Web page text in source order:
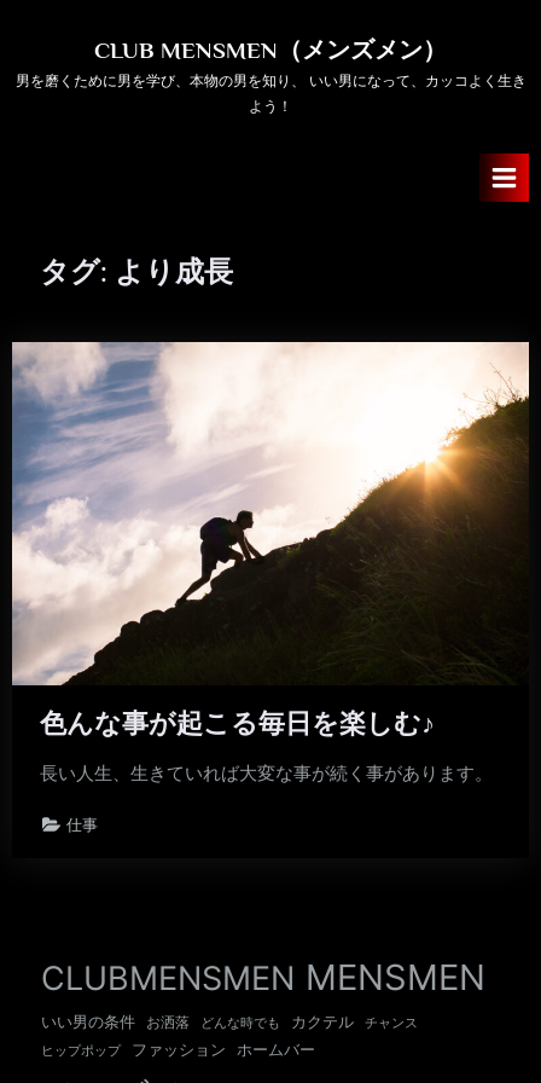
content
CLUB MENSMEN（メンズメン）
男を磨くために男を学び、本物の男を知り、 いい男になって、カッコよく生き
よう！
タグ: より成長
色んな事が起こる毎日を楽しむ♪
長い人生、生きていれば大変な事が続く事があります。
仕事
CLUBMENSMEN MENSMEN
いい男の条件 お洒落 どんな時でも カクテル チャンス
ヒップポップ ファッション ホームバー